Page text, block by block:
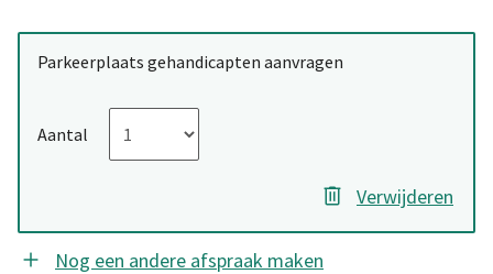
Parkeerplaats gehandicapten aanvragen
Verwijderen
Aantal
Nog een andere afspraak maken